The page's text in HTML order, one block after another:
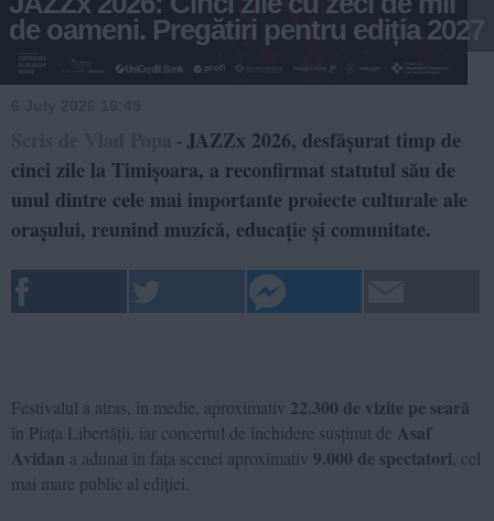
de oameni. Pregătiri pentru ediția 2027
- JAZZx 2026, desfășurat timp de
cinci zile la Timișoara, a reconfirmat statutul său de
unul dintre cele mai importante proiecte culturale ale
orașului, reunind muzică, educație și comunitate.
Festivalul a atras, în medie, aproximativ 22.300 de vizite pe seară
în Piața Libertății, iar concertul de închidere susținut de Asaf
Avidan a adunat în fața scenei aproximativ 9.000 de spectatori , cel
mai mare public al ediției.